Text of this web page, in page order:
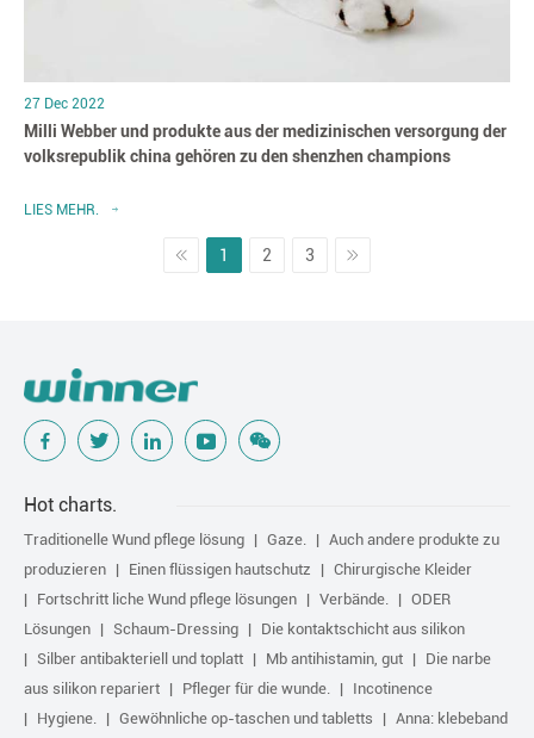
27 Dec 2022
Milli Webber und produkte aus der medizinischen versorgung der
volksrepublik china gehören zu den shenzhen champions
LIES MEHR.
1 2 3
Hot charts.
Traditionelle Wund pflege lösung Gaze.
Auch andere produkte zu
produzieren
Einen flüssigen hautschutz
Chirurgische Kleider
Fortschritt liche Wund pflege lösungen
Verbände.
ODER
Lösungen
Schaum-Dressing
Die kontaktschicht aus silikon
Silber antibakteriell und toplatt
Mb antihistamin, gut
Die narbe
aus silikon repariert
Pfleger für die wunde.
Incotinence
Hygiene.
Gewöhnliche op-taschen und tabletts
Anna: klebeband